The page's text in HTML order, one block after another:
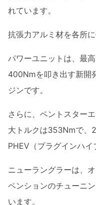
れています。
抗張力アルミ材を各所
パワーユニットは、最
400Nmを叩き出す新開
ジンです。
さらに、ペントスター
大トルクは353Nmで、
PHEV（プラグインハイ
ニューラングラーは、
ペンションのチューニ
います。